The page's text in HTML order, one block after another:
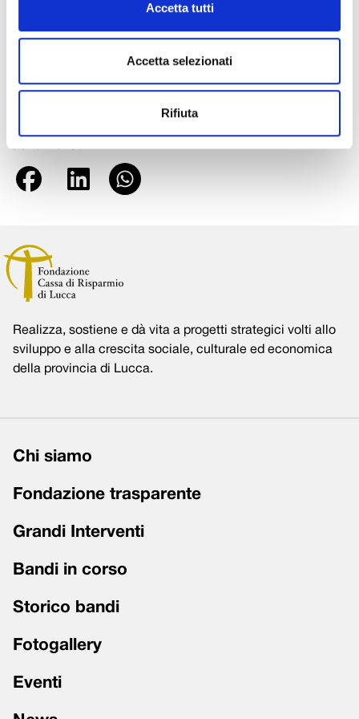
Accetta tutti
Accetta selezionati
Rifiuta
www.fondazionecarilucca.it
grande attualità, con l’auspicio di stimolare il territorio a
rispondere con progettualità innovative ed efficaci, sempre in
vista di obiettivi comuni di grande importanza per tutta la
Condividi su:
Realizza, sostiene e dà vita a progetti strategici volti allo
sviluppo e alla crescita sociale, culturale ed economica
della provincia di Lucca.
Chi siamo
Fondazione trasparente
Grandi Interventi
Bandi in corso
Storico bandi
Fotogallery
Eventi